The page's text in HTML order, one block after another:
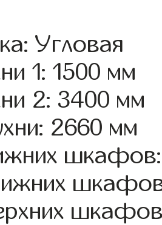
Угловая
1: 1500 мм
2: 3400 мм
2660 мм